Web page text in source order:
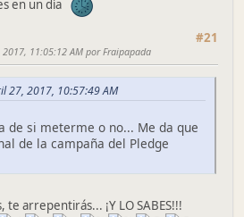
#21
11:05:12 AM por Fraipapada
27, 2017, 10:57:49 AM
de si meterme o no... Me da que
de la campaña del Pledge
arrepentirás... ¡Y LO SABES!!!